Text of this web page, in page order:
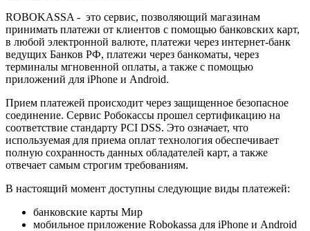
ROBOKASSA - это сервис, позволяющий магазинам
принимать платежи от клиентов с помощью банковских карт,
в любой электронной валюте, платежи через интернет-банк
ведущих Банков РФ, платежи через банкоматы, через
терминалы мгновенной оплаты, а также с помощью
приложений для iPhone и Android.
Прием платежей происходит через защищенное безопасное
соединение. Сервис Робокассы прошел сертификацию на
соответствие стандарту PCI DSS. Это означает, что
используемая для приема оплат технология обеспечивает
полную сохранность данных обладателей карт, а также
отвечает самым строгим требованиям.
В настоящий момент доступны следующие виды платежей:
банковские карты Мир
мобильное приложение Robokassa для iPhone и Android